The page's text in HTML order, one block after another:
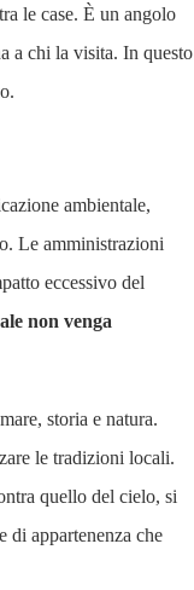
le case. È un angolo
a chi la visita. In questo
ambientale,
Le amministrazioni
eccessivo del
non venga
storia e natura.
le tradizioni locali.
quello del cielo, si
di appartenenza che